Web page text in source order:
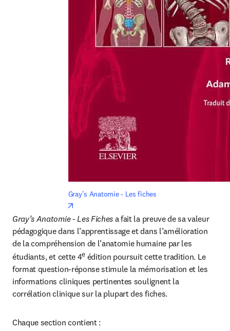
Gray's Anatomie - Les fiches
Gray’s Anatomie - Les Fiches a fait la preuve de sa valeur
pédagogique dans l’apprentissage et dans l’amélioration
de la compréhension de l’anatomie humaine par les
étudiants, et cette 4e édition poursuit cette tradition. Le
format question-réponse stimule la mémorisation et les
informations cliniques pertinentes soulignent la
corrélation clinique sur la plupart des fiches.
Chaque section contient :